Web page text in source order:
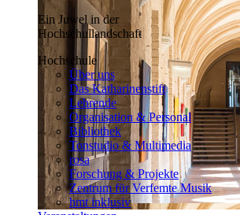
Ein Juwel in der
Hochschullandschaft
Hochschule
Über uns
Das Katharinenstift
Lehrende
Organisation & Personal
Bibliothek
Tonstudio & Multimedia
rosa
Forschung & Projekte
Zentrum für Verfemte Musik
hmt inklusiv